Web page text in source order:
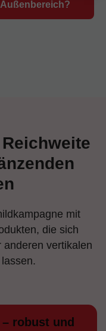
mit
die sich
anderen vertikalen
robust und